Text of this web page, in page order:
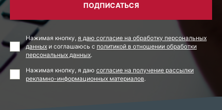
ПОДПИСАТЬСЯ
Нажимая кнопку, я даю согласие на обработку персональных
данных и соглашаюсь с политикой в отношении обработки
персональных данных.
Нажимая кнопку, я даю согласие на получение рассылки
рекламно-информационных материалов.